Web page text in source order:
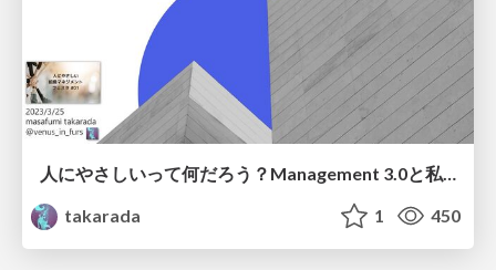
人にやさしいって何だろう？Management 3.0と私のマネジメントジャーニー/Understanding Human-Friendly Management: My Journey with Management 3.0
takarada
1 450